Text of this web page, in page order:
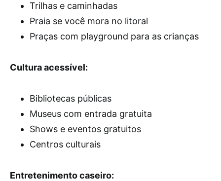
Trilhas e caminhadas
Praia se você mora no litoral
Praças com playground para as crianças
Cultura acessível:
Bibliotecas públicas
Museus com entrada gratuita
Shows e eventos gratuitos
Centros culturais
Entretenimento caseiro: